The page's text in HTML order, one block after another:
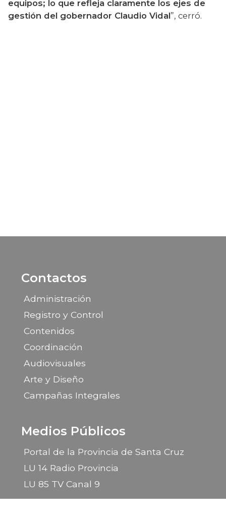
equipos; lo que refleja claramente los ejes de
gestión del gobernador Claudio Vidal”, cerró.
Contactos
Administración
Registro y Control
Contenidos
Coordinación
Audiovisuales
Arte y Diseño
Campañas Integrales
Medios Públicos
Portal de la Provincia de Santa Cruz
LU 14 Radio Provincia
LU 85 TV Canal 9